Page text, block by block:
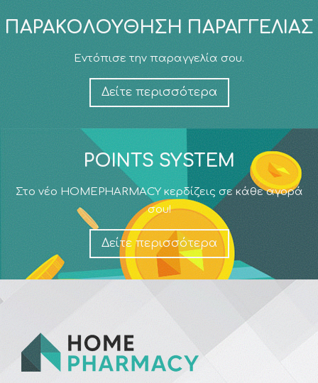
ΠΑΡΑΚΟΛΟΎΘΗΣΗ ΠΑΡΑΓΓΕΛΊΑΣ
Εντόπισε την παραγγελία σου.
Δείτε περισσότερα
POINTS SYSTEM
Στο νέο HOMEPHARMACY κερδίζεις σε κάθε αγορά
σου!
Δείτε περισσότερα